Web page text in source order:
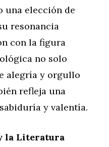
una elección de
resonancia
con la figura
no solo
alegría y orgullo
refleja una
y valentía.
la Literatura